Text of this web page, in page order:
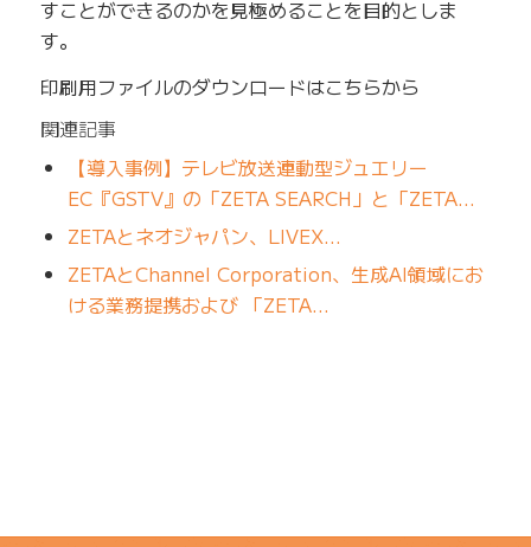
すことができるのかを見極めることを目的としま
す。
印刷用ファイルのダウンロードはこちらから
関連記事
【導入事例】テレビ放送連動型ジュエリー
EC『GSTV』の「ZETA SEARCH」と「ZETA…
ZETAとネオジャパン、LIVEX…
ZETAとChannel Corporation、生成AI領域にお
ける業務提携および 「ZETA…